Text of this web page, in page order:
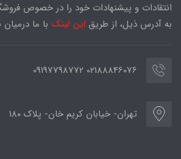
انتقادات و پیشنهادات خود را در خصوص
به آدرس ذیل، از طریق این لینک با ما درمیان
02188846076 09197798772
تهران- خیابان کریم خان- پلاک ۱۸۰